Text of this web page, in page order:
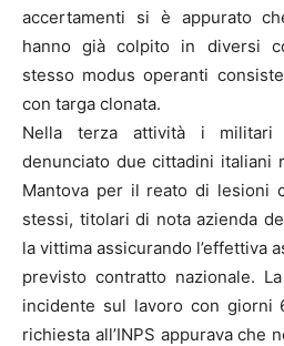
accertamenti si è appurato
hanno già colpito in diversi
stesso modus operanti
con targa clonata.
Nella terza attività i militari
denunciato due cittadini italiani
Mantova per il reato di lesioni
stessi, titolari di nota azienda
la vittima assicurando l’effettiva
previsto contratto nazionale.
incidente sul lavoro con giorni
richiesta all’INPS appurava che